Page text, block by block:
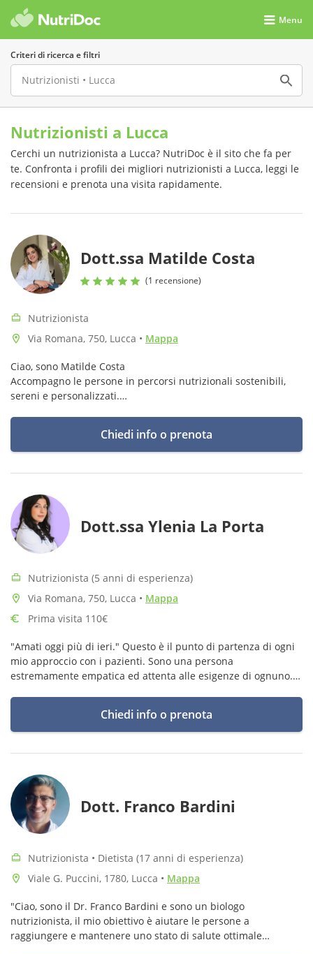
Menu
Criteri di ricerca e filtri
Nutrizionisti a Lucca
Cerchi un nutrizionista a Lucca? NutriDoc è il sito che fa per
te. Confronta i profili dei migliori nutrizionisti a Lucca, leggi le
recensioni e prenota una visita rapidamente.
Dott.ssa Matilde Costa
(1 recensione)
Nutrizionista
Via Romana, 750, Lucca • Mappa
Ciao, sono Matilde Costa
Accompagno le persone in percorsi nutrizionali sostenibili,
sereni e personalizzati.
Chiedi info o prenota
Dott.ssa Ylenia La Porta
Nutrizionista (5 anni di esperienza)
Via Romana, 750, Lucca • Mappa
Prima visita 110€
"Amati oggi più di ieri." Questo è il punto di partenza di ogni
mio approccio con i pazienti. Sono una persona
estremamente empatica ed attenta alle esigenze di ognuno. Il
Chiedi info o prenota
Dott. Franco Bardini
Nutrizionista • Dietista (17 anni di esperienza)
Viale G. Puccini, 1780, Lucca • Mappa
"Ciao, sono il Dr. Franco Bardini e sono un biologo
nutrizionista, il mio obiettivo è aiutare le persone a
raggiungere e mantenere uno stato di salute ottimale